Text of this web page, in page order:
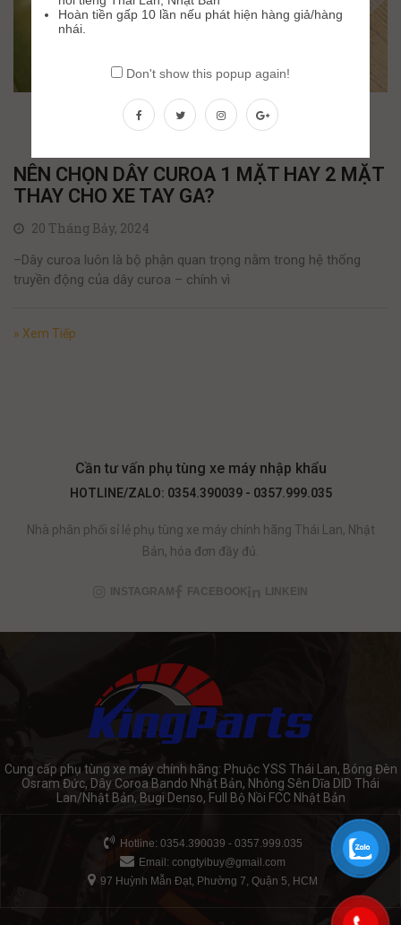
NÊN CHỌN DÂY CUROA 1 MẶT HAY 2 MẶT
THAY CHO XE TAY GA?
20 Tháng Bảy, 2024
–Dây curoa luôn là bộ phận quan trọng nằm trong hệ thống
truyền động của dây curoa – chính vì
» Xem Tiếp
Cần tư vấn phụ tùng xe máy nhập khẩu
HOTLINE/ZALO: 0354.390039 - 0357.999.035
Nhà phân phối sỉ lẻ phụ tùng xe máy chính hãng Thái Lan, Nhật
Bản, hóa đơn đầy đủ.
INSTAGRAM FACEBOOK LINKEIN
Cung cấp phụ tùng xe máy chính hãng: Phuộc YSS Thái Lan, Bóng Đèn
Osram Đức, Dây Coroa Bando Nhật Bản, Nhông Sên Dĩa DID Thái
Lan/Nhật Bản, Bugi Denso, Full Bộ Nồi FCC Nhật Bản
Hotline: 0354.390039 - 0357.999.035
Email: congtyibuy@gmail.com
97 Huỳnh Mẫn Đạt, Phường 7, Quận 5, HCM
Hoàn tiền gấp 10 lần nếu phát hiện hàng giả/hàng
nhái.
Don't show this popup again!